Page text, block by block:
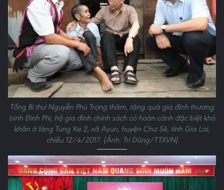
Tổng Bí thư Nguyễn Phú Trọng thăm, tặng quà gia đình thương
binh Đinh Phi, hộ gia đình chính sách có hoàn cảnh đặc biệt khó
khăn ở làng Tung Ke 2, xã Ayun, huyện Chư Sê, tỉnh Gia Lai,
chiều 12/4/2017. (Ảnh: Trí Dũng/TTXVN)